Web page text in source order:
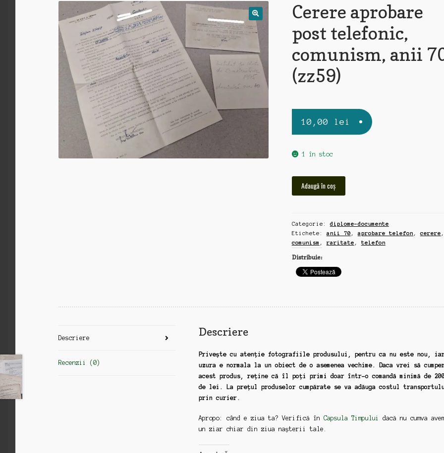
Cerere aprobare
post telefonic,
comunism, anii
(zz59)
10,00 lei
1 în stoc
telefonic,
comunism,
anii
70
(zz59)
Adaugă în coș
Categorie:diplome-documente
Etichete:anii 70 ,aprobare telefon ,cerere ,
comunism , raritate , telefon
Distribuie:
Descriere
Recenzii (0)
Descriere
Privește cu atenție fotografiile produsului, pentru ca nu este nou,
uzura e normala la un obiect de o asemenea vechime. Daca vrei să
acest produs, reține că îl poți primi doar într-o comandă minimă de
de lei. La prețul produselor cumpărate se va adăuga costul
prin curier.
Apropo: când e ziua ta? Verifică în Capsula Timpului
dacă nu cumva
un ziar chiar din ziua nașterii tale.